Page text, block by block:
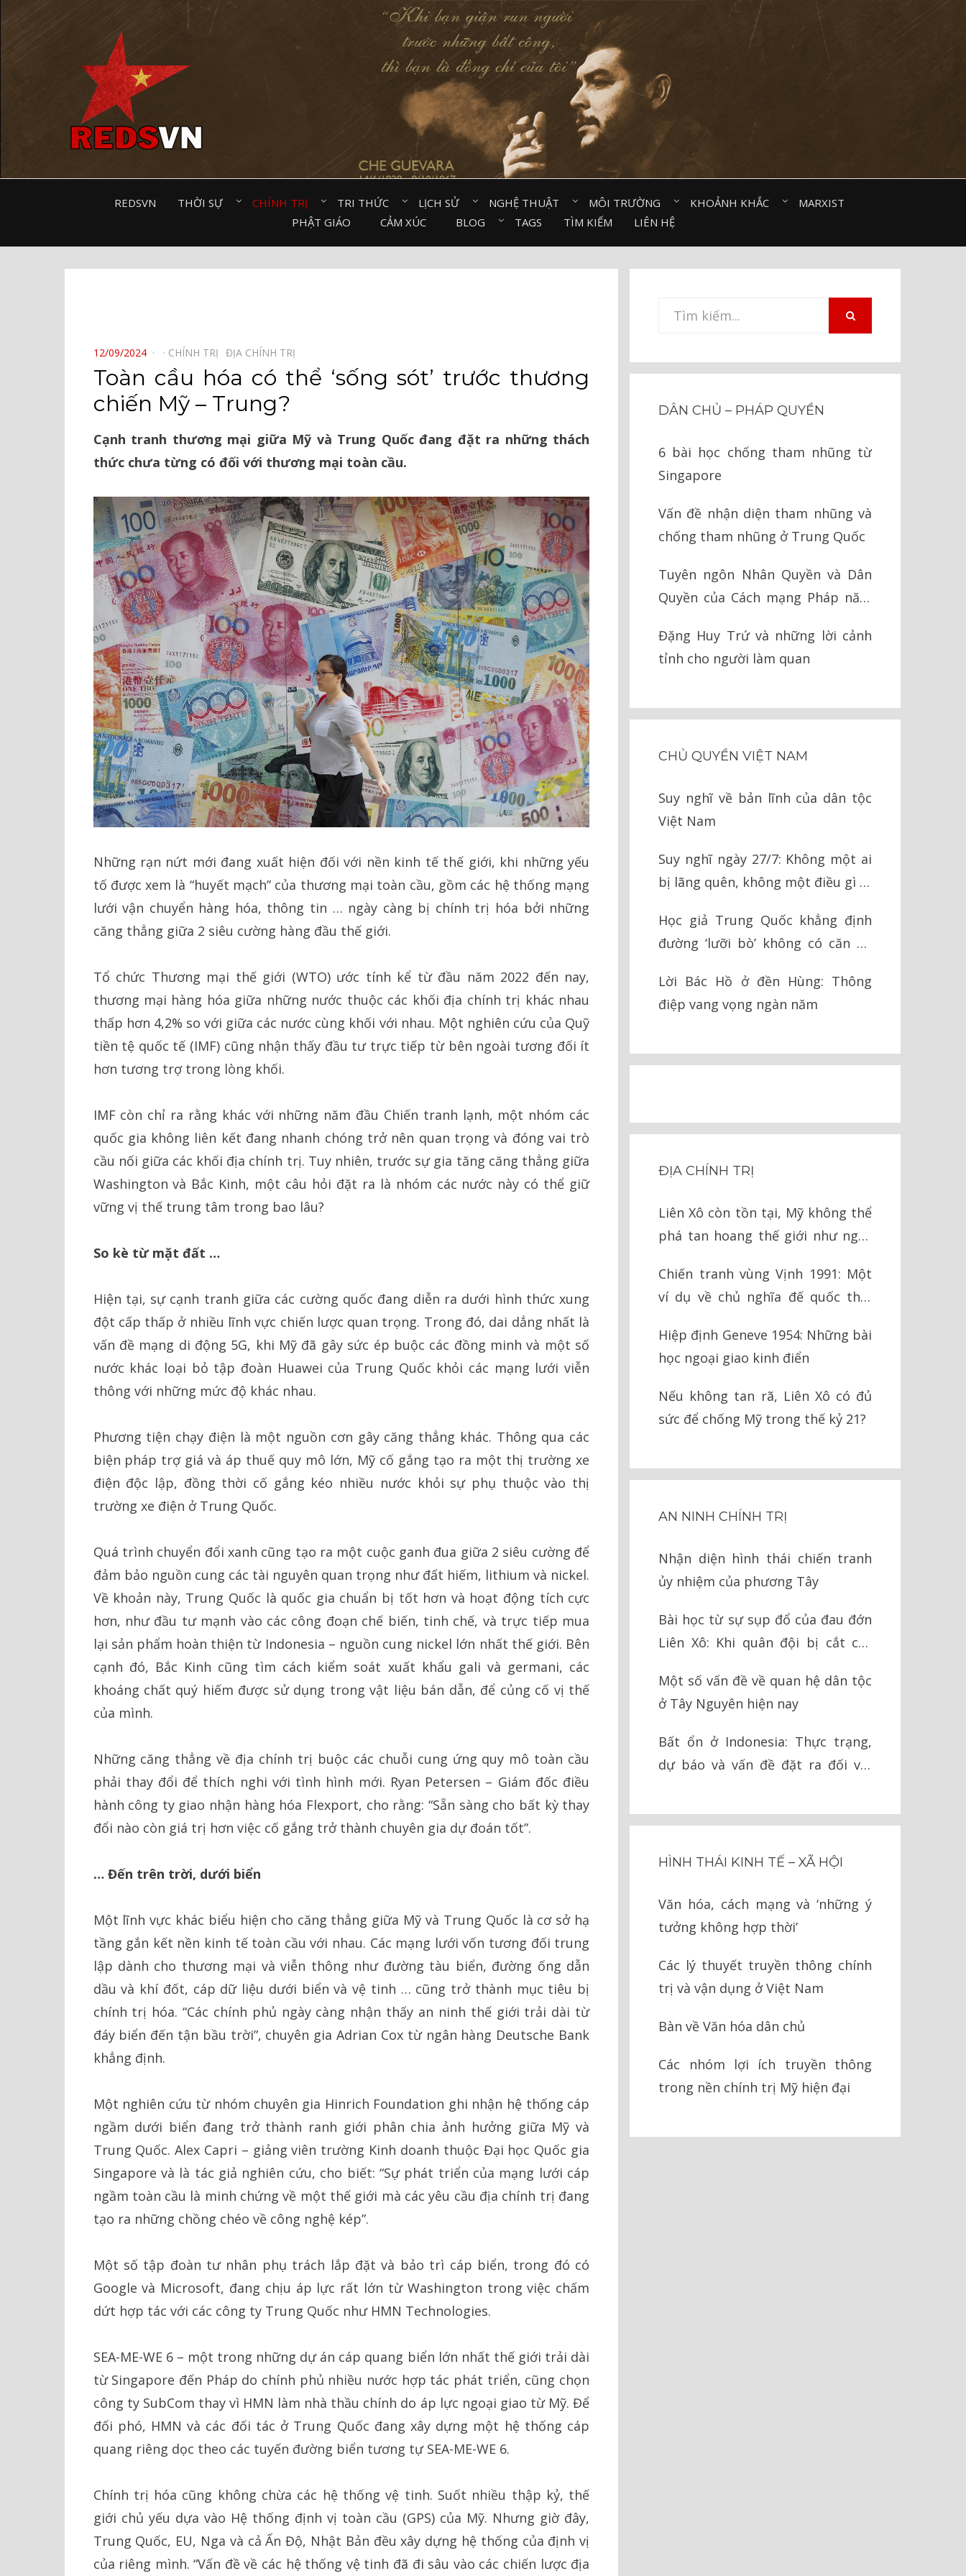
REDSVN THỜI SỰ⠀ CHÍNH TRỊ⠀ TRI THỨC⠀ LỊCH SỬ⠀ NGHỆ THUẬT⠀ MÔI TRƯỜNG⠀ KHOẢNH KHẮC⠀
MARXIST⠀
PHẬT GIÁO⠀
CẢM XÚC⠀ BLOG⠀ TAGS TÌM KIẾM LIÊN HỆ
POSTED
ON
12/09/2024 CHÍNH TRỊ⠀ ĐỊA CHÍNH TRỊ⠀
Toàn cầu hóa có thể ‘sống sót’ trước thương
chiến Mỹ – Trung?
Cạnh tranh thương mại giữa Mỹ và Trung Quốc đang đặt ra những thách
thức chưa từng có đối với thương mại toàn cầu.
Những rạn nứt mới đang xuất hiện đối với nền kinh tế thế giới, khi những yếu
tố được xem là “huyết mạch” của thương mại toàn cầu, gồm các hệ thống mạng
lưới vận chuyển hàng hóa, thông tin … ngày càng bị chính trị hóa bởi những
căng thẳng giữa 2 siêu cường hàng đầu thế giới.
Tổ chức Thương mại thế giới (WTO) ước tính kể từ đầu năm 2022 đến nay,
thương mại hàng hóa giữa những nước thuộc các khối địa chính trị khác nhau
thấp hơn 4,2% so với giữa các nước cùng khối với nhau. Một nghiên cứu của Quỹ
tiền tệ quốc tế (IMF) cũng nhận thấy đầu tư trực tiếp từ bên ngoài tương đối ít
hơn tương trợ trong lòng khối.
IMF còn chỉ ra rằng khác với những năm đầu Chiến tranh lạnh, một nhóm các
quốc gia không liên kết đang nhanh chóng trở nên quan trọng và đóng vai trò
cầu nối giữa các khối địa chính trị. Tuy nhiên, trước sự gia tăng căng thẳng giữa
Washington và Bắc Kinh, một câu hỏi đặt ra là nhóm các nước này có thể giữ
vững vị thế trung tâm trong bao lâu?
So kè từ mặt đất …
Hiện tại, sự cạnh tranh giữa các cường quốc đang diễn ra dưới hình thức xung
đột cấp thấp ở nhiều lĩnh vực chiến lược quan trọng. Trong đó, dai dẳng nhất là
vấn đề mạng di động 5G, khi Mỹ đã gây sức ép buộc các đồng minh và một số
nước khác loại bỏ tập đoàn Huawei của Trung Quốc khỏi các mạng lưới viễn
thông với những mức độ khác nhau.
Phương tiện chạy điện là một nguồn cơn gây căng thẳng khác. Thông qua các
biện pháp trợ giá và áp thuế quy mô lớn, Mỹ cố gắng tạo ra một thị trường xe
điện độc lập, đồng thời cố gắng kéo nhiều nước khỏi sự phụ thuộc vào thị
trường xe điện ở Trung Quốc.
Quá trình chuyển đổi xanh cũng tạo ra một cuộc ganh đua giữa 2 siêu cường để
đảm bảo nguồn cung các tài nguyên quan trọng như đất hiếm, lithium và nickel.
Về khoản này, Trung Quốc là quốc gia chuẩn bị tốt hơn và hoạt động tích cực
hơn, như đầu tư mạnh vào các công đoạn chế biến, tinh chế, và trực tiếp mua
lại sản phẩm hoàn thiện từ Indonesia – nguồn cung nickel lớn nhất thế giới. Bên
cạnh đó, Bắc Kinh cũng tìm cách kiểm soát xuất khẩu gali và germani, các
khoáng chất quý hiếm được sử dụng trong vật liệu bán dẫn, để củng cố vị thế
của mình.
Những căng thẳng về địa chính trị buộc các chuỗi cung ứng quy mô toàn cầu
phải thay đổi để thích nghi với tình hình mới. Ryan Petersen – Giám đốc điều
hành công ty giao nhận hàng hóa Flexport, cho rằng: “Sẵn sàng cho bất kỳ thay
đổi nào còn giá trị hơn việc cố gắng trở thành chuyên gia dự đoán tốt”.
… Đến trên trời, dưới biển
Một lĩnh vực khác biểu hiện cho căng thẳng giữa Mỹ và Trung Quốc là cơ sở hạ
tầng gắn kết nền kinh tế toàn cầu với nhau. Các mạng lưới vốn tương đối trung
lập dành cho thương mại và viễn thông như đường tàu biển, đường ống dẫn
dầu và khí đốt, cáp dữ liệu dưới biển và vệ tinh … cũng trở thành mục tiêu bị
chính trị hóa. “Các chính phủ ngày càng nhận thấy an ninh thế giới trải dài từ
đáy biển đến tận bầu trời”, chuyên gia Adrian Cox từ ngân hàng Deutsche Bank
khẳng định.
Một nghiên cứu từ nhóm chuyên gia Hinrich Foundation ghi nhận hệ thống cáp
ngầm dưới biển đang trở thành ranh giới phân chia ảnh hưởng giữa Mỹ và
Trung Quốc. Alex Capri – giảng viên trường Kinh doanh thuộc Đại học Quốc gia
Singapore và là tác giả nghiên cứu, cho biết: “Sự phát triển của mạng lưới cáp
ngầm toàn cầu là minh chứng về một thế giới mà các yêu cầu địa chính trị đang
tạo ra những chồng chéo về công nghệ kép”.
Một số tập đoàn tư nhân phụ trách lắp đặt và bảo trì cáp biển, trong đó có
Google và Microsoft, đang chịu áp lực rất lớn từ Washington trong việc chấm
dứt hợp tác với các công ty Trung Quốc như HMN Technologies.
SEA-ME-WE 6 – một trong những dự án cáp quang biển lớn nhất thế giới trải dài
từ Singapore đến Pháp do chính phủ nhiều nước hợp tác phát triển, cũng chọn
công ty SubCom thay vì HMN làm nhà thầu chính do áp lực ngoại giao từ Mỹ. Để
đối phó, HMN và các đối tác ở Trung Quốc đang xây dựng một hệ thống cáp
quang riêng dọc theo các tuyến đường biển tương tự SEA-ME-WE 6.
Chính trị hóa cũng không chừa các hệ thống vệ tinh. Suốt nhiều thập kỷ, thế
giới chủ yếu dựa vào Hệ thống định vị toàn cầu (GPS) của Mỹ. Nhưng giờ đây,
Trung Quốc, EU, Nga và cả Ấn Độ, Nhật Bản đều xây dựng hệ thống của định vị
của riêng mình. “Vấn đề về các hệ thống vệ tinh đã đi sâu vào các chiến lược địa
Tìm
DÂN CHỦ – PHÁP QUYỀN
6 bài học chống tham nhũng từ
Singapore
Vấn đề nhận diện tham nhũng và
chống tham nhũng ở Trung Quốc
Tuyên ngôn Nhân Quyền và Dân
Quyền của Cách mạng Pháp năm
Đặng Huy Trứ và những lời cảnh
tỉnh cho người làm quan
CHỦ QUYỀN VIỆT NAM
Suy nghĩ về bản lĩnh của dân tộc
Việt Nam
Suy nghĩ ngày 27/7: Không một ai
bị lãng quên, không một điều gì bị
Học giả Trung Quốc khẳng định
đường ‘lưỡi bò’ không có căn cứ
Lời Bác Hồ ở đền Hùng: Thông
điệp vang vọng ngàn năm
ĐỊA CHÍNH TRỊ
Liên Xô còn tồn tại, Mỹ không thể
phá tan hoang thế giới như ngày
Chiến tranh vùng Vịnh 1991: Một
ví dụ về chủ nghĩa đế quốc thời
Hiệp định Geneve 1954: Những bài
học ngoại giao kinh điển
Nếu không tan rã, Liên Xô có đủ
sức để chống Mỹ trong thế kỷ 21?
AN NINH CHÍNH TRỊ
Nhận diện hình thái chiến tranh
ủy nhiệm của phương Tây
Bài học từ sự sụp đổ của đau đớn
Liên Xô: Khi quân đội bị cắt cụt
Một số vấn đề về quan hệ dân tộc
ở Tây Nguyên hiện nay
Bất ổn ở Indonesia: Thực trạng,
dự báo và vấn đề đặt ra đối với
HÌNH THÁI KINH TẾ – XÃ HỘI
Văn hóa, cách mạng và ‘những ý
tưởng không hợp thời’
Các lý thuyết truyền thông chính
trị và vận dụng ở Việt Nam
Bàn về Văn hóa dân chủ
Các nhóm lợi ích truyền thông
trong nền chính trị Mỹ hiện đại